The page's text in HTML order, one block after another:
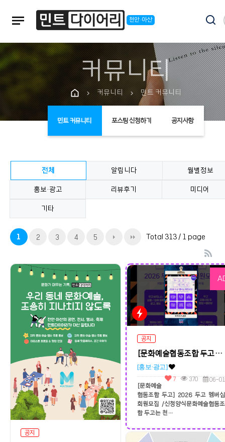
notes 천안·아산
커뮤니티
chevron_right 커뮤니티 chevron_right 민트 커뮤니티
민트 커뮤니티 포스팅 신청하기 공지사항
전체 알립니다 월별정보
홍보·광고 리뷰후기 미디어
기타
1 2 3 4 5 Total 313 / 1 page
공지
공지
[문화예술협동조합 두고] 2026 두고 멤버십 회원모집
[홍보·광고]
7 370
06-01
[문화예술
협동조합 두고] 2026 두고 멤버십
회원모집 /신청양식문화예술협동조
합 두고는 천…